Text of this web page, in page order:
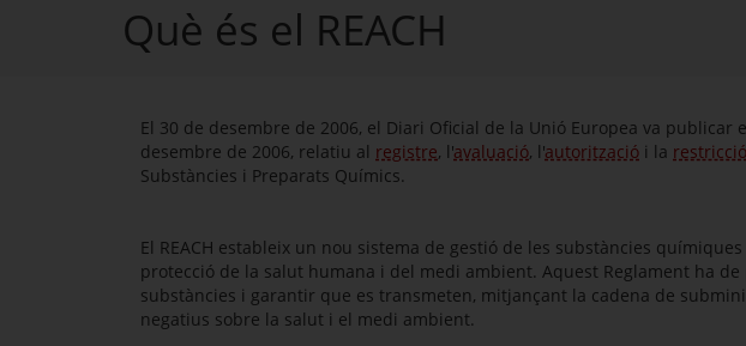
Què és el REACH
El 30 de desembre de 2006, el Diari Oficial de la Unió Europea va publicar
desembre de 2006, relatiu al registre, l'avaluació, l'autorització i la restricció
Substàncies i Preparats Químics.
El REACH estableix un nou sistema de gestió de les substàncies
protecció de la salut humana i del medi ambient. Aquest Reglament ha
substàncies i garantir que es transmeten, mitjançant la cadena de
negatius sobre la salut i el medi ambient.